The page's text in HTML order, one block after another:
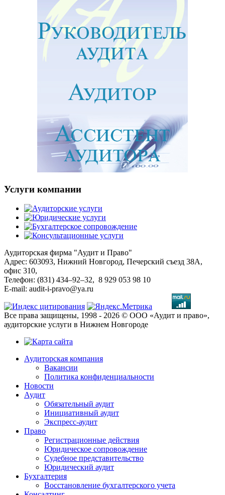
Услуги компании
Аудиторская фирма "Аудит и Право"
Адрес: 603093, Нижний Новгород, Печерский съезд 38А,
офис 310,
Телефон: (831) 434–92–32, 8 929 053 98 10
E-mail: audit-i-pravo@ya.ru
Все права защищены, 1998 - 2026 © ООО «Аудит и право»,
аудиторские услуги в Нижнем Новгороде
Аудиторская компания
Вакансии
Политика конфиденциальности
Новости
Аудит
Обязательный аудит
Инициативный аудит
Экспресс-аудит
Право
Регистрационные действия
Юридическое сопровождение
Судебное представительство
Юридический аудит
Бухгалтерия
Восстановление бухгалтерского учета